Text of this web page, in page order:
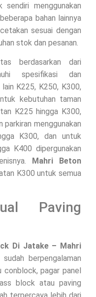
menggunakan
bahan lainnya
sesuai dengan
stok dan pesanan.
berdasarkan dari
spesifikasi dan
K225, K250, K300,
kebutuhan taman
K225 hingga K300,
parkiran menggunakan
K300, dan untuk
K400 dipergunakan
Mahri Beton
K300 untuk semua
Paving
Di Jatake – Mahri
berpengalaman
conblock, pagar panel
block atau paving
terpercaya lebih dari